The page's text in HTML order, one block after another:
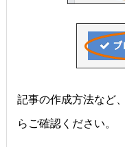
記事の作成方法など
らご確認ください。